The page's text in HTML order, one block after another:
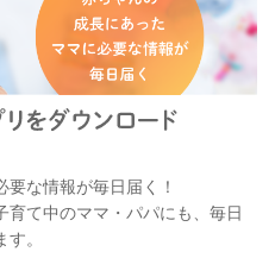
な情報が毎日届く！
て中のママ・パパにも、毎日
。